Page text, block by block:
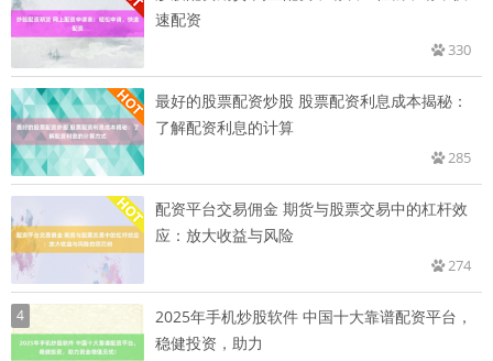
速配资
330
最好的股票配资炒股 股票配资利息成本揭秘：
了解配资利息的计算
285
配资平台交易佣金 期货与股票交易中的杠杆效
应：放大收益与风险
274
4
2025年手机炒股软件 中国十大靠谱配资平台，
稳健投资，助力